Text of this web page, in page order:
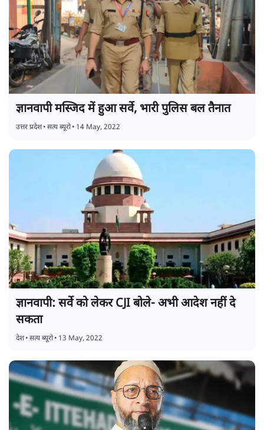
ज्ञानवापी मस्जिद में हुआ सर्वे, भारी पुलिस बल तैनात
उत्तर प्रदेश•सत्य ब्यूरो• 14 May, 2022
ज्ञानवापी: सर्वे को लेकर CJI बोले- अभी आदेश नहीं दे
सकता
देश•सत्य ब्यूरो• 13 May, 2022